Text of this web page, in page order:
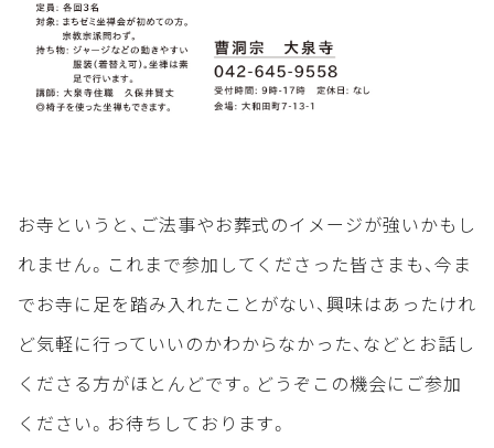
お寺というと、ご法事やお葬式のイメージが強いかもし
れません。これまで参加してくださった皆さまも、今ま
でお寺に足を踏み入れたことがない、興味はあったけれ
ど気軽に行っていいのかわからなかった、などとお話し
くださる方がほとんどです。どうぞこの機会にご参加
ください。お待ちしております。